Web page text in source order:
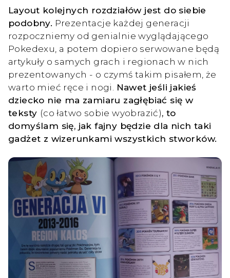
Layout kolejnych rozdziałów jest do siebie
podobny. Prezentacje każdej generacji
rozpoczniemy od genialnie wyglądającego
Pokedexu, a potem dopiero serwowane będą
artykuły o samych grach i regionach w nich
prezentowanych - o czymś takim pisałem, że
warto mieć ręce i nogi.
Nawet jeśli jakieś
dziecko nie ma zamiaru zagłębiać się w
teksty (co łatwo sobie wyobrazić), to
domyślam się, jak fajny będzie dla nich taki
gadżet z wizerunkami wszystkich stworków.